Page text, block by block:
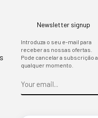
Newsletter signup
Introduza o seu e-mail para
receber as nossas ofertas.
Pode cancelar a subscrição a
qualquer momento.